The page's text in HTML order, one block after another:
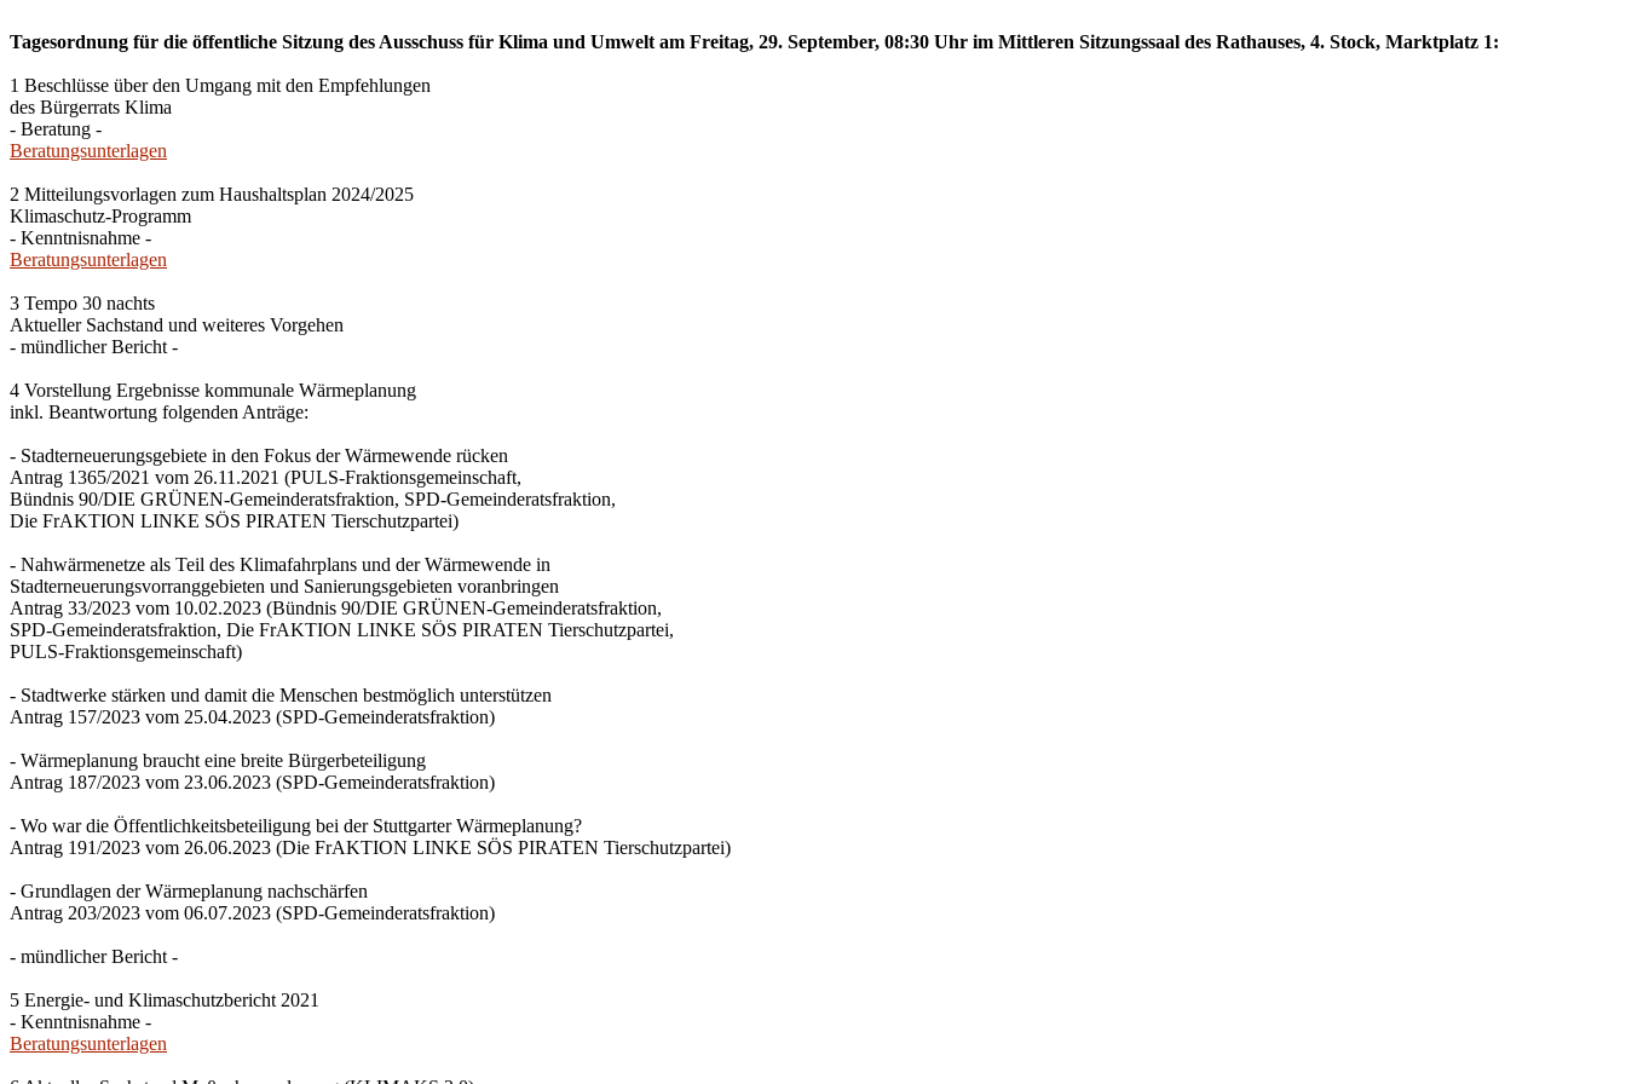
Tagesordnung für die öffentliche Sitzung des Ausschuss für Klima und Umwelt am Freitag, 29. September, 08:30 Uhr im Mittleren Sitzungssaal des Rathauses, 4. Stock, Marktplatz 1:
1 Beschlüsse über den Umgang mit den Empfehlungen
des Bürgerrats Klima
- Beratung -
Beratungsunterlagen
2 Mitteilungsvorlagen zum Haushaltsplan 2024/2025
Klimaschutz-Programm
- Kenntnisnahme -
Beratungsunterlagen
3 Tempo 30 nachts
Aktueller Sachstand und weiteres Vorgehen
- mündlicher Bericht -
4 Vorstellung Ergebnisse kommunale Wärmeplanung
inkl. Beantwortung folgenden Anträge:
- Stadterneuerungsgebiete in den Fokus der Wärmewende rücken
Antrag 1365/2021 vom 26.11.2021 (PULS-Fraktionsgemeinschaft,
Bündnis 90/DIE GRÜNEN-Gemeinderatsfraktion, SPD-Gemeinderatsfraktion,
Die FrAKTION LINKE SÖS PIRATEN Tierschutzpartei)
- Nahwärmenetze als Teil des Klimafahrplans und der Wärmewende in
Stadterneuerungsvorranggebieten und Sanierungsgebieten voranbringen
Antrag 33/2023 vom 10.02.2023 (Bündnis 90/DIE GRÜNEN-Gemeinderatsfraktion,
SPD-Gemeinderatsfraktion, Die FrAKTION LINKE SÖS PIRATEN Tierschutzpartei,
PULS-Fraktionsgemeinschaft)
- Stadtwerke stärken und damit die Menschen bestmöglich unterstützen
Antrag 157/2023 vom 25.04.2023 (SPD-Gemeinderatsfraktion)
- Wärmeplanung braucht eine breite Bürgerbeteiligung
Antrag 187/2023 vom 23.06.2023 (SPD-Gemeinderatsfraktion)
- Wo war die Öffentlichkeitsbeteiligung bei der Stuttgarter Wärmeplanung?
Antrag 191/2023 vom 26.06.2023 (Die FrAKTION LINKE SÖS PIRATEN Tierschutzpartei)
- Grundlagen der Wärmeplanung nachschärfen
Antrag 203/2023 vom 06.07.2023 (SPD-Gemeinderatsfraktion)
- mündlicher Bericht -
5 Energie- und Klimaschutzbericht 2021
- Kenntnisnahme -
Beratungsunterlagen